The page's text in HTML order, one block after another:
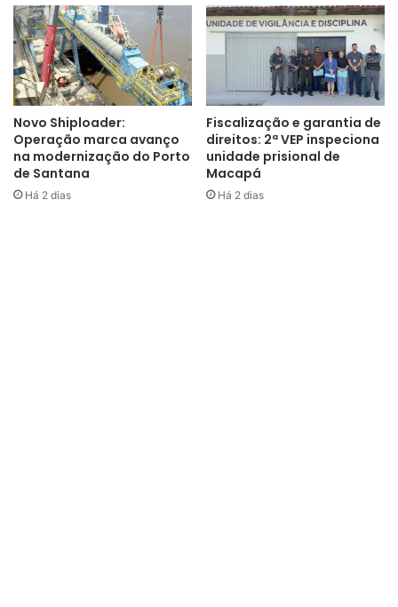
queimada, usando todos os métodos necessários de
prevenção”, finalizou.
Novo Shiploader:
Operação marca avanço
na modernização do Porto
de Santana
Há 2 dias
Fiscalização e garantia de
direitos: 2ª VEP inspeciona
unidade prisional de
Macapá
Há 2 dias